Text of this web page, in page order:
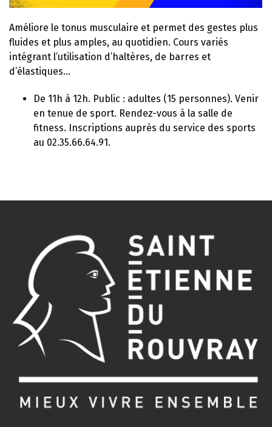
Améliore le tonus musculaire et permet des gestes plus
fluides et plus amples, au quotidien. Cours variés
intégrant l’utilisation d’haltères, de barres et
d’élastiques…
De 11h à 12h. Public : adultes (15 personnes). Venir
en tenue de sport. Rendez-vous à la salle de
fitness. Inscriptions auprès du service des sports
au 02.35.66.64.91.